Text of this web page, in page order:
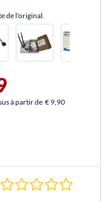
de l'original.
à partir de € 9,90